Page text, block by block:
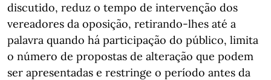
discutido, reduz o tempo de intervenção dos
vereadores da oposição, retirando-lhes até a
palavra quando há participação do público, limita
o número de propostas de alteração que podem
ser apresentadas e restringe o período antes da